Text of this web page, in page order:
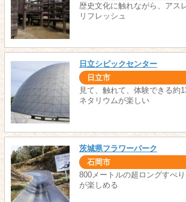
歴史文化に触れながら、アス
リフレッシュ
日立シビックセンター
日立市
見て、触れて、体験できる約
ネタリウムが楽しい
茨城県フラワーパーク
石岡市
800メートルの超ロングすべ
が楽しめる